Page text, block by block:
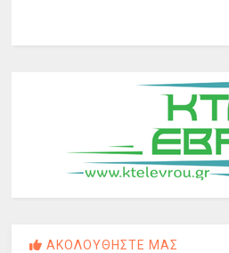
ΑΚΟΛΟΥΘΗΣΤΕ ΜΑΣ